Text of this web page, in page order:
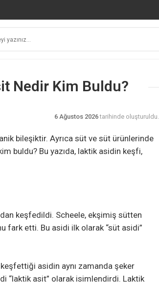
Nedir Kim Buldu?
6 Ağustos 2026tarihinde oluşturuldu.
bileşiktir. Ayrıca süt ve süt ürünlerinde
buldu? Bu yazıda, laktik asidin keşfi,
keşfedildi. Scheele, ekşimiş sütten
fark etti. Bu asidi ilk olarak “süt asidi”
asidin aynı zamanda şeker
“laktik asit” olarak isimlendirdi. Laktik